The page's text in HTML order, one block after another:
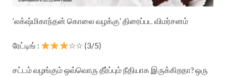
‘லக்‌ஷ்மிகாந்தன் கொலை வழக்கு’ திரைப்பட விமர்சனம்
ரேட்டிங் : ☆☆ (3/5)
சட்டம் வழங்கும் ஒவ்வொரு தீர்ப்பும் நீதியாக இருக்கிறதா? ஒரு